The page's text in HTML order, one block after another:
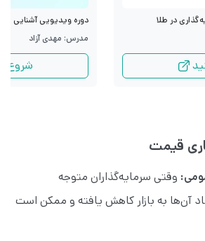
در طلا
دوره ویدیویی آشنایی با
مدرس: مهدی آزاد
شروع
قیمت
وقتی سرمایه‌گذاران متوجه
آن‌ها به بازار کاهش یافته و ممکن است